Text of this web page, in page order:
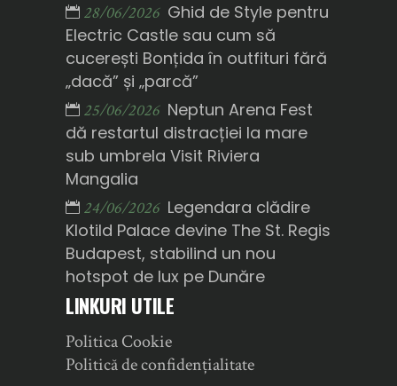
28/06/2026 Ghid de Style pentru
Electric Castle sau cum să
cucerești Bonțida în outfituri fără
„dacă” și „parcă”
25/06/2026 Neptun Arena Fest
dă restartul distracției la mare
sub umbrela Visit Riviera
Mangalia
24/06/2026 Legendara clădire
Klotild Palace devine The St. Regis
Budapest, stabilind un nou
hotspot de lux pe Dunăre
LINKURI UTILE
Politica Cookie
Politică de confidențialitate